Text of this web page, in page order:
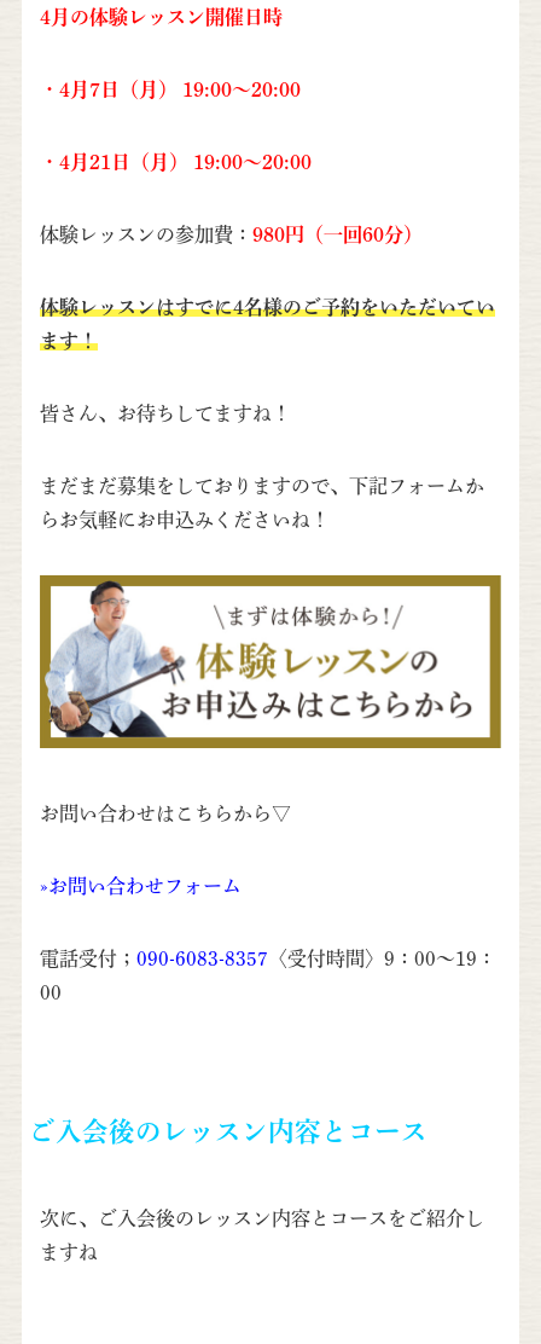
4月の体験レッスン開催日時
・4月7日（月） 19:00～20:00
・4月21日（月） 19:00～20:00
体験レッスンの参加費： 980円（一回60分）
体験レッスンはすでに4名様のご予約をいただいてい
ます！
皆さん、お待ちしてますね！
まだまだ募集をしておりますので、下記フォームか
らお気軽にお申込みくださいね！
お問い合わせはこちらから▽
»お問い合わせフォーム
電話受付； 090-6083-8357 〈受付時間〉9：00～19：
00
ご入会後のレッスン内容とコース
次に、ご入会後のレッスン内容とコースをご紹介し
ますね